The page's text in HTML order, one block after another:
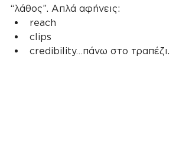
“λάθος”. Απλά αφήνεις:
reach
clips
credibility…πάνω στο τραπέζι.